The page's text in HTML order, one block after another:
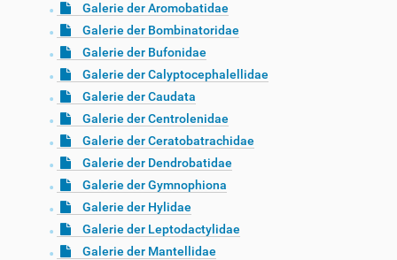
Galerie der Aromobatidae
Galerie der Bombinatoridae
Galerie der Bufonidae
Galerie der Calyptocephalellidae
Galerie der Caudata
Galerie der Centrolenidae
Galerie der Ceratobatrachidae
Galerie der Dendrobatidae
Galerie der Gymnophiona
Galerie der Hylidae
Galerie der Leptodactylidae
Galerie der Mantellidae